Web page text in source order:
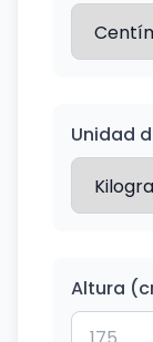
Unidad
Altura